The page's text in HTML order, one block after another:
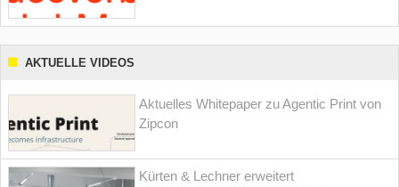
AKTUELLE VIDEOS
Aktuelles Whitepaper zu Agentic Print von
Zipcon
Kürten & Lechner erweitert